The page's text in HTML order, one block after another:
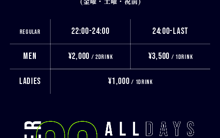
REGULAR 22:00-24:00 24:00-LAST
MEN ¥2,000 / 2DRINK ¥3,500 / 1DRINK
LADIES ¥1,000/ 1DRINK